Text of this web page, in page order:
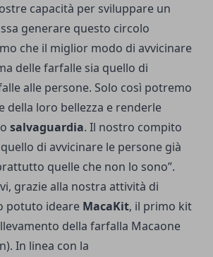
capacità per sviluppare un
generare questo circolo
che il miglior modo di avvicinare
delle farfalle sia quello di
alle persone. Solo così potremo
della loro bellezza e renderle
salvaguardia. Il nostro compito
di avvicinare le persone già
quelle che non lo sono”.
grazie alla nostra attività di
potuto ideare MacaKit, il primo kit
della farfalla Macaone
In linea con la